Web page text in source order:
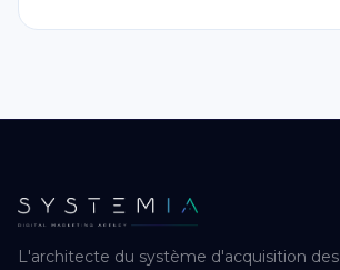
L'architecte du système d'acquisition des